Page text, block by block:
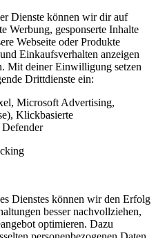
Dienste können wir dir auf
Werbung, gesponserte Inhalte
Webseite oder Produkte
Einkaufsverhalten anzeigen
Mit deiner Einwilligung setzen
Drittdienste ein:
Microsoft Advertising,
Klickbasierte
Dienstes können wir den Erfolg
besser nachvollziehen,
optimieren. Dazu